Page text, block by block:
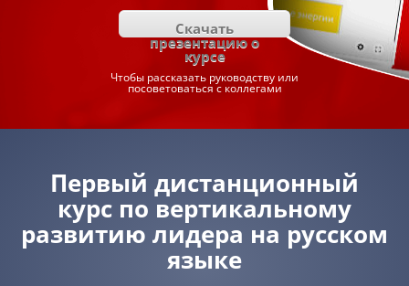
Скачать
презентацию о
курсе
Чтобы рассказать руководству или
посоветоваться с коллегами
Первый дистанционный
курс по вертикальному
развитию лидера на русском
языке